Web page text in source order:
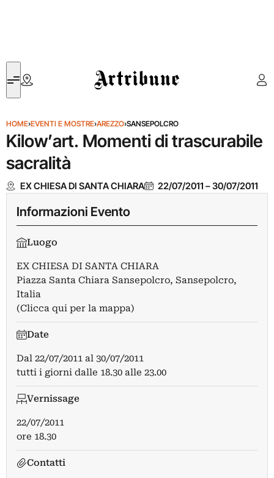
Artribune
HOME›EVENTI E MOSTRE›AREZZO›SANSEPOLCRO
Kilow’art. Momenti di trascurabile
sacralità
EX CHIESA DI SANTA CHIARA 22/07/2011 –30/07/2011
Informazioni Evento
Luogo
EX CHIESA DI SANTA CHIARA
Piazza Santa Chiara Sansepolcro, Sansepolcro,
Italia
(Clicca qui per la mappa)
Date
Dal 22/07/2011 al 30/07/2011
tutti i giorni dalle 18.30 alle 23.00
Vernissage
22/07/2011
ore 18.30
Contatti